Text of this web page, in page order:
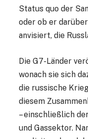
Status quo der
oder ob er
anvisiert, die
Die G7-Länder
wonach sie sich
die russische
diesem
– einschließlich
und Gassektor.